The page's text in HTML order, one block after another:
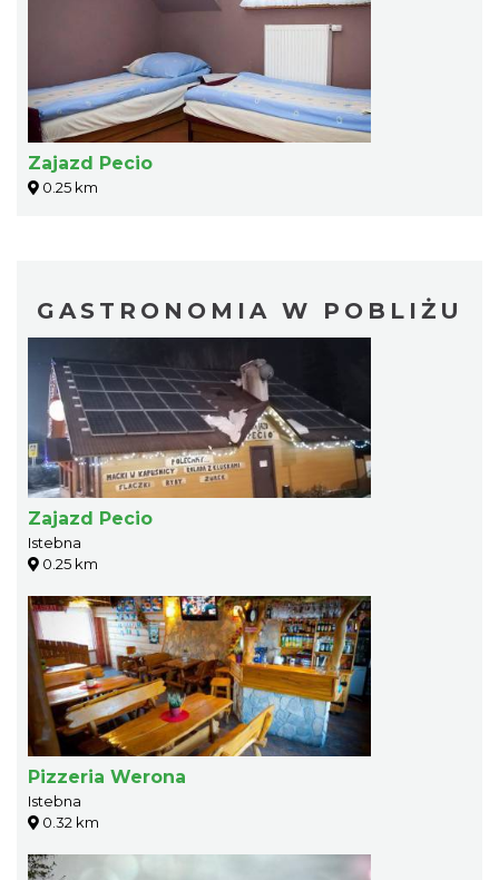
Zajazd Pecio
0.25 km
GASTRONOMIA W POBLIŻU
Zajazd Pecio
Istebna
0.25 km
Pizzeria Werona
Istebna
0.32 km